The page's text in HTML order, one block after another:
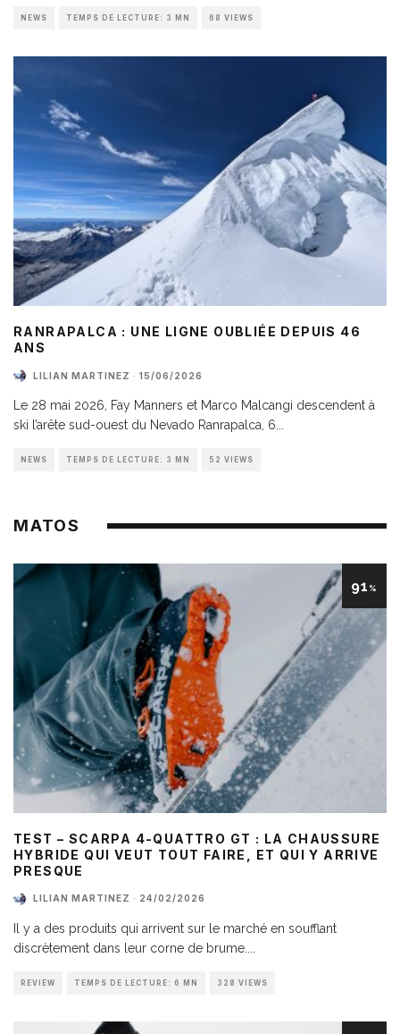
NEWS TEMPS DE LECTURE: 3 MN 68 VIEWS
RANRAPALCA : UNE LIGNE OUBLIÉE DEPUIS 46
ANS
LILIAN MARTINEZ · 15/06/2026
Le 28 mai 2026, Fay Manners et Marco Malcangi descendent à
ski l’arête sud-ouest du Nevado Ranrapalca, 6
NEWS TEMPS DE LECTURE: 3 MN 52 VIEWS
MATOS
91 %
TEST – SCARPA 4-QUATTRO GT : LA CHAUSSURE
HYBRIDE QUI VEUT TOUT FAIRE, ET QUI Y ARRIVE
PRESQUE
LILIAN MARTINEZ · 24/02/2026
Il y a des produits qui arrivent sur le marché en soufflant
discrètement dans leur corne de brume.
REVIEW TEMPS DE LECTURE: 6 MN 328 VIEWS